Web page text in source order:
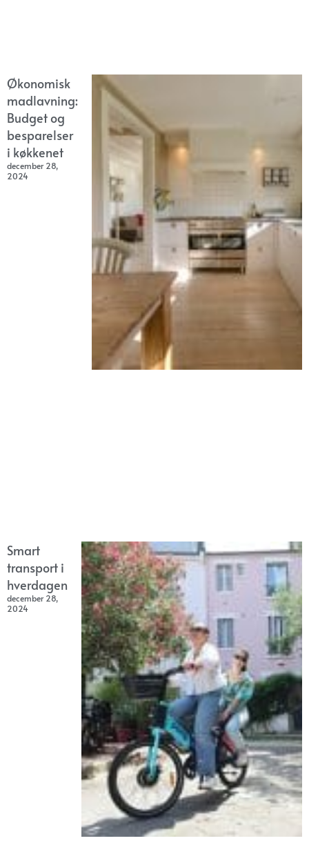
Økonomisk
madlavning:
Budget og
besparelser
i køkkenet
december 28,
2024
Smart
transport i
hverdagen
december 28,
2024